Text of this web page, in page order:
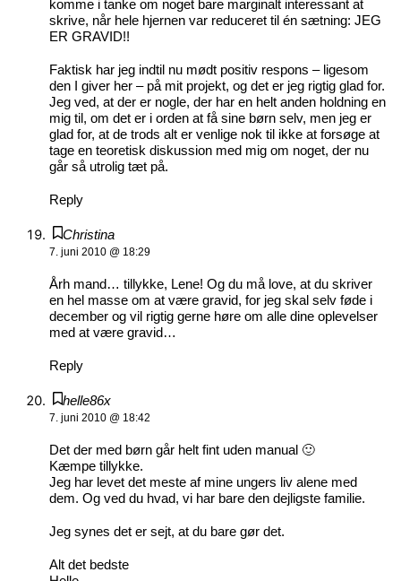
komme i tanke om noget bare marginalt interessant at
skrive, når hele hjernen var reduceret til én sætning: JEG
ER GRAVID!!
Faktisk har jeg indtil nu mødt positiv respons – ligesom
den I giver her – på mit projekt, og det er jeg rigtig glad for.
Jeg ved, at der er nogle, der har en helt anden holdning en
mig til, om det er i orden at få sine børn selv, men jeg er
glad for, at de trods alt er venlige nok til ikke at forsøge at
tage en teoretisk diskussion med mig om noget, der nu
går så utrolig tæt på.
Reply
Christina
7. juni 2010 @ 18:29
Årh mand… tillykke, Lene! Og du må love, at du skriver
en hel masse om at være gravid, for jeg skal selv føde i
december og vil rigtig gerne høre om alle dine oplevelser
med at være gravid…
Reply
helle86x
7. juni 2010 @ 18:42
Det der med børn går helt fint uden manual 🙂
Kæmpe tillykke.
Jeg har levet det meste af mine ungers liv alene med
dem. Og ved du hvad, vi har bare den dejligste familie.
Jeg synes det er sejt, at du bare gør det.
Alt det bedste